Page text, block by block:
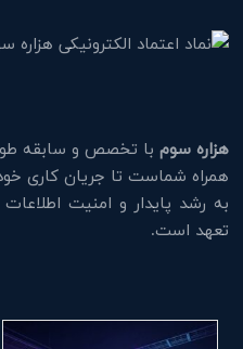
هزاره سوم با تخصص و سابقه
همراه شماست تا جریان کاری خود
به رشد پایدار و امنیت
تعهد است.